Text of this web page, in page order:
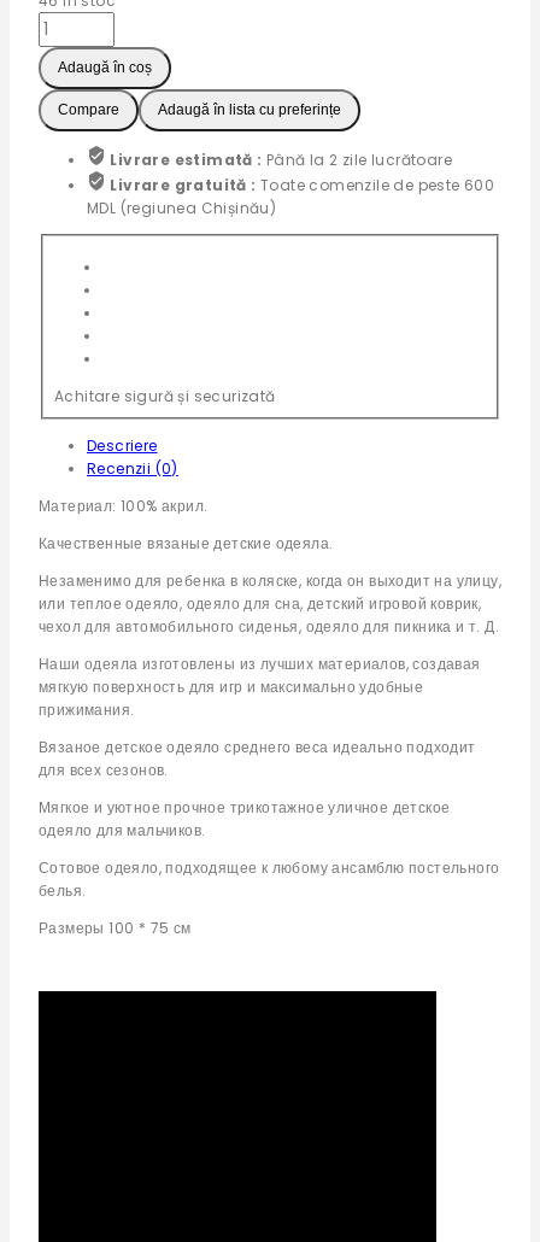
Cantitate
Вязаные
одеяла
для
малышей
(Синий)
Adaugă în coș
Compare Adaugă în lista cu preferințe
Livrare estimată : Până la 2 zile lucrătoare
Livrare gratuită :Toate comenzile de peste 600
MDL (regiunea Chișinău)
Achitare sigură și securizată
Descriere
Recenzii (0)
Материал: 100% акрил.
Качественные вязаные детские одеяла.
Незаменимо для ребенка в коляске, когда он выходит на улицу,
или теплое одеяло, одеяло для сна, детский игровой коврик,
чехол для автомобильного сиденья, одеяло для пикника и т. Д.
Наши одеяла изготовлены из лучших материалов, создавая
мягкую поверхность для игр и максимально удобные
прижимания.
Вязаное детское одеяло среднего веса идеально подходит
для всех сезонов.
Мягкое и уютное прочное трикотажное уличное детское
одеяло для мальчиков.
Сотовое одеяло, подходящее к любому ансамблю постельного
белья.
Размеры 100 * 75 см